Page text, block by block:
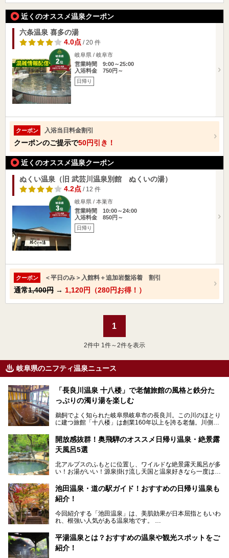
近くのオススメ温泉クーポン
六条温泉 喜多の湯
4.0点/ 20 件
岐阜県 / 岐阜市
営業時間 9:00～25:00
入浴料金 750円～
日帰り
クーポン 入浴当日料金割引
クーポンのご提示で50円引き！
近くのオススメ温泉クーポン
ぬくい温泉（旧 武芸川温泉別館 ぬくいの湯）
4.2点/ 12 件
岐阜県 / 本巣市
営業時間 10:00～24:00
入浴料金 850円～
日帰り
クーポン ＜平日のみ＞入館料＋追加岩盤浴着 割引
通常1,400円 → 1,120円（280円お得！）
1
2件中 1件～2件を表示
岐阜県のニフティ温泉ニュース
「長良川温泉 十八楼」で老舗旅館の風格と鉄分た
っぷりの濁り湯を楽しむ
鵜飼でよく知られた岐阜県岐阜市の長良川。この川のほとり
に建つ旅館「十八楼」は創業160年以上を誇る老舗。川側の
濁り湯で、地産地消にこだわった食事も定評があります。
そして大浴場は日帰り入浴もできるんですよ。泊まりでも日
岐阜の手仕事に触れる旅とともに楽しんでみてはいかがでし
ょう！
───
提供元：岐阜県【PR】
この記事は岐阜県のPR記事です。
開放感抜群！奥飛騨のオススメ日帰り温泉・絶景露
天風呂5選
北アルプスのふもとに位置し、ワイルドな絶景露天風呂が多
い！お湯がいい！源泉掛け流し天国と温泉好きなら一度は行
「平湯温泉」「福地温泉」「新平湯温泉」「栃尾温泉」「新
穂高温泉」と5つの温泉地を総称して奥飛騨温泉郷と呼びま
風呂を5ヶ所ご紹介したいと思います。いずれも素晴らしい
温泉ですよ！
池田温泉・道の駅ガイド！おすすめの日帰り温泉も
紹介！
今回紹介する「池田温泉」は、美肌効果が日本屈指ともいわ
れ、根強い人気がある温泉地です。
温泉旅として利用することができます。
池田温泉には道の駅があるなど、温泉、観光、買い物と、さ
平湯温泉とは？おすすめの温泉や観光スポットをご
紹介！